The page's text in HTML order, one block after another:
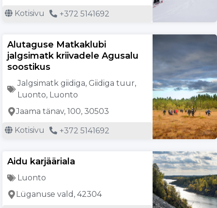
Kotisivu +372 5141692
Alutaguse Matkaklubi
jalgsimatk kriivadele Agusalu
soostikus
Jalgsimatk giidiga, Giidiga tuur,
Luonto, Luonto
Jaama tänav, 100, 30503
Kotisivu +372 5141692
Aidu karjääriala
Luonto
Lüganuse vald, 42304